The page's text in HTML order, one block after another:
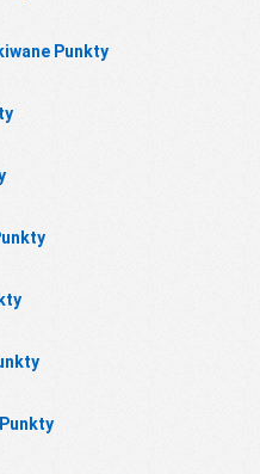
Punkty